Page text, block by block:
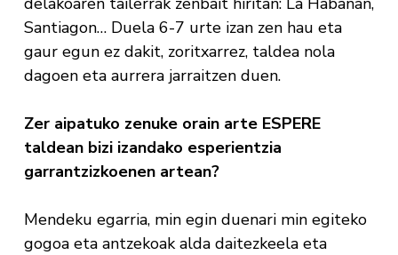
Santiagon… Duela 6-7 urte izan zen hau eta
gaur egun ez dakit, zoritxarrez, taldea nola
dagoen eta aurrera jarraitzen duen.
Zer aipatuko zenuke orain arte ESPERE
taldean bizi izandako esperientzia
garrantzizkoenen artean?
Mendeku egarria, min egin duenari min egiteko
gogoa eta antzekoak alda daitezkeela eta